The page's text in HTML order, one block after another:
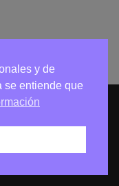
experiencia en
utilizamos o
y de
se entiende que